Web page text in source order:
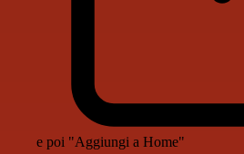
e poi "Aggiungi a Home"